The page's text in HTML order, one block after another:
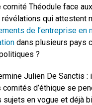
comité Théodule face
révélations qui attestent
de l’entreprise en
dans plusieurs pays
?
Julien De Sanctis
comités d’éthique se
sujets en vogue et déjà